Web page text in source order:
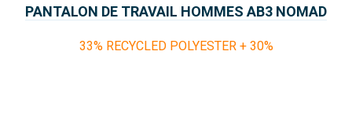
PANTALON DE TRAVAIL HOMMES AB3 NOMAD
33% RECYCLED POLYESTER + 30%